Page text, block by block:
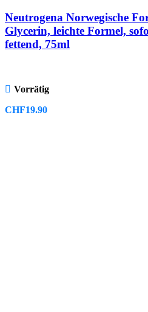
Neutrogena Norwegische
Glycerin, leichte Formel,
fettend, 75ml
Vorrätig
CHF19.90